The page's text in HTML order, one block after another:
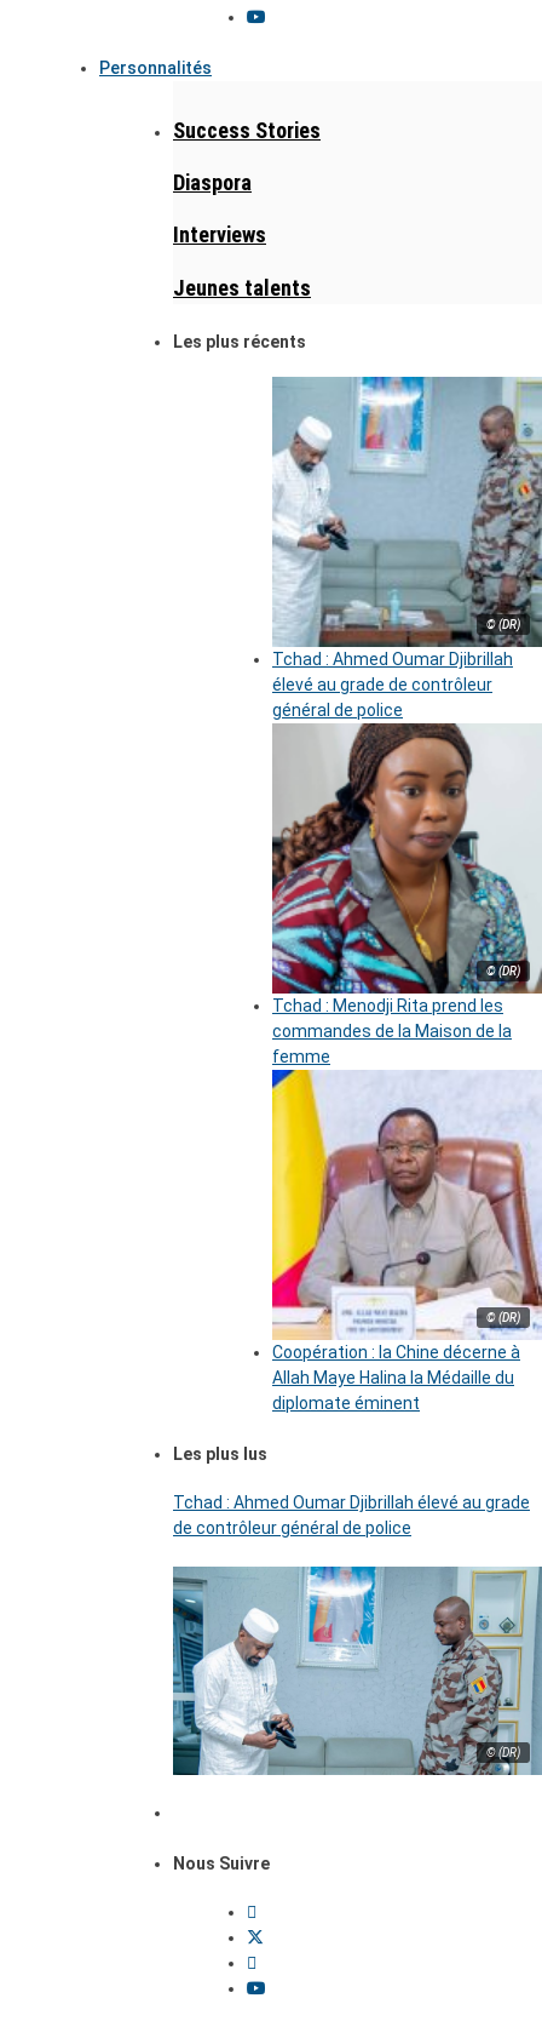
Personnalités
Success Stories
Diaspora
Interviews
Jeunes talents
Les plus récents
© (DR)
Tchad : Ahmed Oumar Djibrillah
élevé au grade de contrôleur
général de police
© (DR)
Tchad : Menodji Rita prend les
commandes de la Maison de la
femme
© (DR)
Coopération : la Chine décerne à
Allah Maye Halina la Médaille du
diplomate éminent
Les plus lus
Tchad : Ahmed Oumar Djibrillah élevé au grade
de contrôleur général de police
© (DR)
Nous Suivre